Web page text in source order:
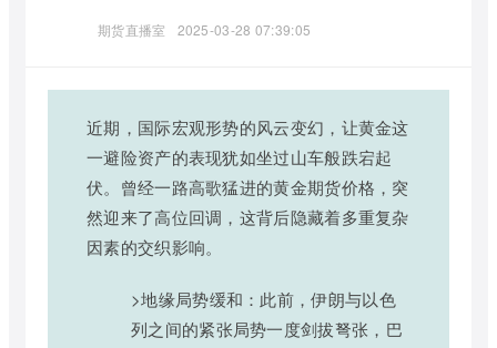
期货直播室 2025-03-28 07:39:05
近期，国际宏观形势的风云变幻，让黄金这
一避险资产的表现犹如坐过山车般跌宕起
伏。曾经一路高歌猛进的黄金期货价格，突
然迎来了高位回调，这背后隐藏着多重复杂
因素的交织影响。
>地缘局势缓和：此前，伊朗与以色
列之间的紧张局势一度剑拔弩张，巴